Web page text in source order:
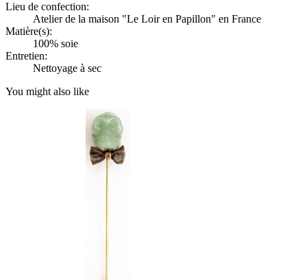
Lieu de confection:
Atelier de la maison "Le Loir en Papillon" en France
Matière(s):
100% soie
Entretien:
Nettoyage à sec
You might also like